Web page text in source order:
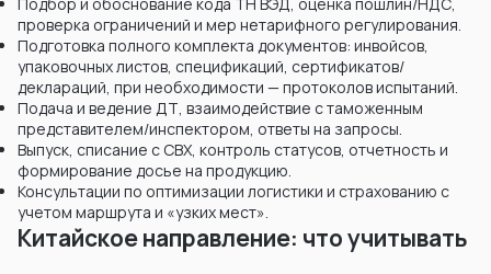
проверка ограничений и мер нетарифного регулирования.
Подготовка полного комплекта документов: инвойсов,
упаковочных листов, спецификаций, сертификатов/
деклараций, при необходимости — протоколов испытаний.
Подача и ведение ДТ, взаимодействие с таможенным
представителем/инспектором, ответы на запросы.
Выпуск, списание с СВХ, контроль статусов, отчетность и
формирование досье на продукцию.
Консультации по оптимизации логистики и страхованию с
учетом маршрута и «узких мест».
Китайское направление: что учитывать